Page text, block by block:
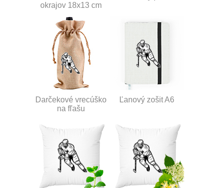
okrajov 18x13 cm
Darčekové vrecúško
na fľašu
Ľanový zošit A6